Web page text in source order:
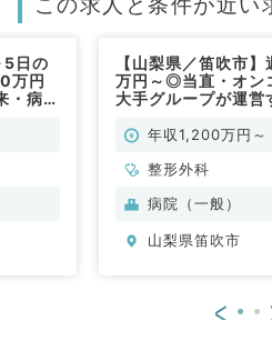
5日の
万円
・病
【山梨県／笛吹市
万円～◎当直・オン
大手グループが運営
年収1,200万円～
整形外科
病院（一般）
山梨県笛吹市
<